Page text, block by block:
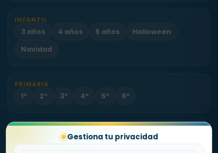
Gestiona tu privacidad
INFANTIL
3 años 4 años 5 años
Halloween
Navidad
PRIMARIA
1º 2º 3º 4º 5º 6º
Sobre Fichas.es Contacto